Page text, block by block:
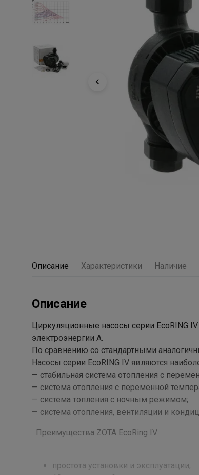
Описание Характеристики Наличие
Описание
Циркуляционные насосы серии EcoRING
электроэнергии А.
По сравнению со стандартными
Насосы серии EcoRING IV являются
— cтабильная система отопления с
— cистема отопления с переменной
— cистема топления с ночным режимом;
— cистема отопления, вентиляции и
Преимущества ZOTA EcoRing IV
простота установки и эксплуатации;